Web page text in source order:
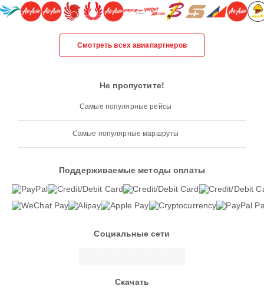
Смотреть всех авиапартнеров
Не пропустите!
Самые популярные рейсы
Самые популярные маршруты
Поддерживаемые методы оплаты
Социальные сети
Скачать